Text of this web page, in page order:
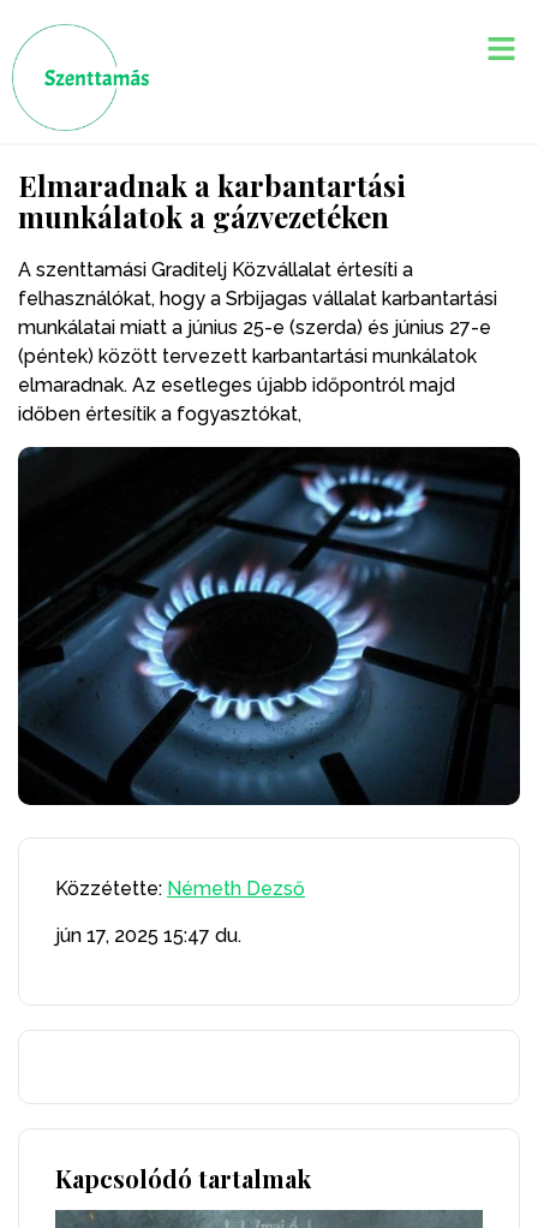
Elmaradnak a karbantartási
munkálatok a gázvezetéken
A szenttamási Graditelj Közvállalat értesíti a
felhasználókat, hogy a Srbijagas vállalat karbantartási
munkálatai miatt a június 25-e (szerda) és június 27-e
(péntek) között tervezett karbantartási munkálatok
elmaradnak. Az esetleges újabb időpontról majd
időben értesítik a fogyasztókat,
Közzétette: Németh Dezső
jún 17, 2025 15:47 du.
Kapcsolódó tartalmak